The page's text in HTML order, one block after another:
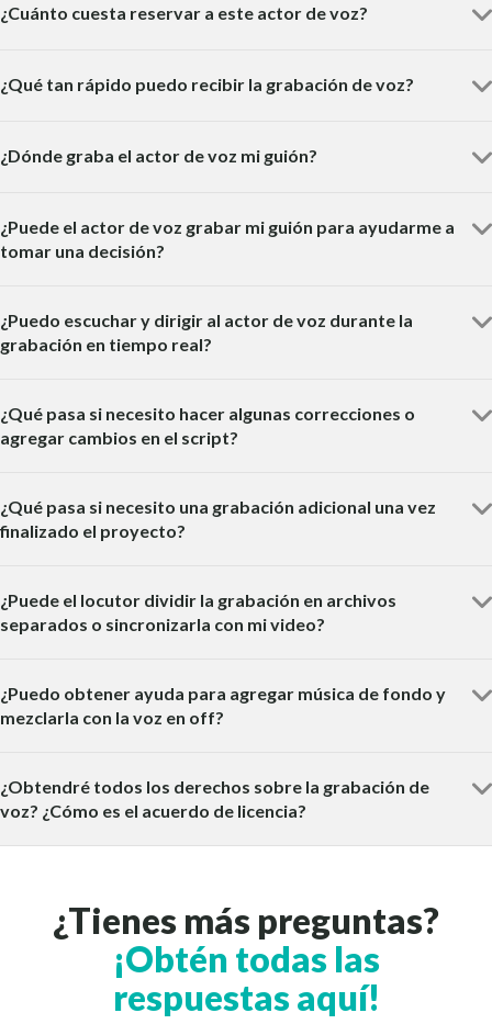
¿Cuánto cuesta reservar a este actor de voz?
¿Qué tan rápido puedo recibir la grabación de voz?
¿Dónde graba el actor de voz mi guión?
¿Puede el actor de voz grabar mi guión para ayudarme a
tomar una decisión?
¿Puedo escuchar y dirigir al actor de voz durante la
grabación en tiempo real?
¿Qué pasa si necesito hacer algunas correcciones o
agregar cambios en el script?
¿Qué pasa si necesito una grabación adicional una vez
finalizado el proyecto?
¿Puede el locutor dividir la grabación en archivos
separados o sincronizarla con mi video?
¿Puedo obtener ayuda para agregar música de fondo y
mezclarla con la voz en off?
¿Obtendré todos los derechos sobre la grabación de
voz? ¿Cómo es el acuerdo de licencia?
¿Tienes más preguntas?
¡Obtén todas las
respuestas aquí!